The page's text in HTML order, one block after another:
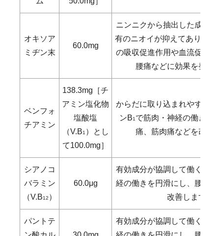
オキソア
ミヂン末
60.0mg
ニンニクから抽出した成分
有のニオイが抑えてあります
の吸収促進作用や血流促進
腰痛などに効果を発揮
ベンフォ
チアミン
138.3mg［チ
アミン塩化物
塩酸塩
（V.B1 ）とし
て100.0mg］
からだに取り込まれやすく
ンB1で筋肉・神経の働きを
痛、筋肉痛などを改善
シアノコ
バラミン
（V.B12 ）
60.0μg
有効成分が協調して働くこ
経の働きを円滑にし、腰痛
改善します。
パントテ
有効成分が協調して働くこ